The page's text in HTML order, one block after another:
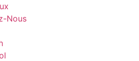
Nous